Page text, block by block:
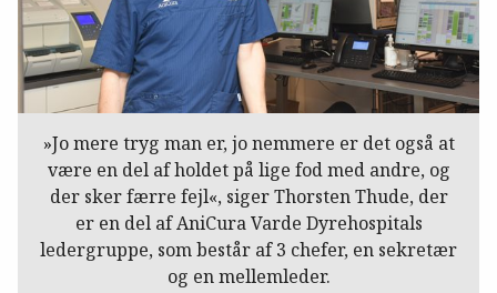
»Jo mere tryg man er, jo nemmere er det også at
være en del af holdet på lige fod med andre, og
der sker færre fejl«, siger Thorsten Thude, der
er en del af AniCura Varde Dyrehospitals
ledergruppe, som består af 3 chefer, en sekretær
og en mellemleder.